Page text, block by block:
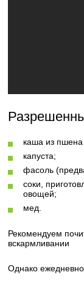
каша из
капуста;
фасоль
соки,
овощей;
мед.
Рекомендуем
вскармливании
Однако